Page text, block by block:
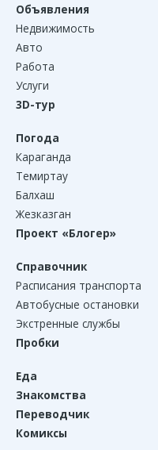
Объявления
Недвижимость
Авто
Работа
Услуги
3D-тур
Погода
Караганда
Темиртау
Балхаш
Жезказган
Проект «Блогер»
Справочник
Расписания транспорта
Автобусные остановки
Экстренные службы
Пробки
Еда
Знакомства
Переводчик
Комиксы